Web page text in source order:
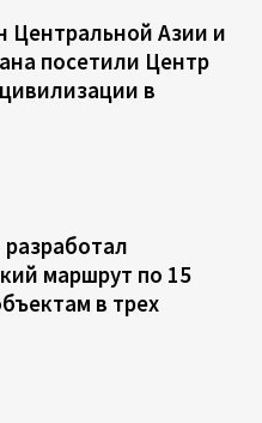
Центральной Азии и
посетили Центр
в
маршрут по 15
в трех